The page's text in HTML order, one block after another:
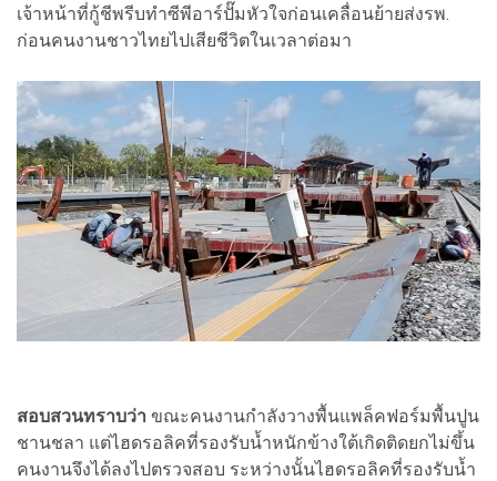
เจ้าหน้าที่กู้ชีพรีบทำซีพีอาร์ปั๊มหัวใจก่อนเคลื่อนย้ายส่งรพ.
ก่อนคนงานชาวไทยไปเสียชีวิตในเวลาต่อมา
สอบสวนทราบว่า ขณะคนงานกำลังวางพื้นแพล็คฟอร์มพื้นปูน
ชานชลา แต่ไฮดรอลิคที่รองรับน้ำหนักข้างใต้เกิดติดยกไม่ขึ้น
คนงานจึงได้ลงไปตรวจสอบ ระหว่างนั้นไฮดรอลิคที่รองรับน้ำ